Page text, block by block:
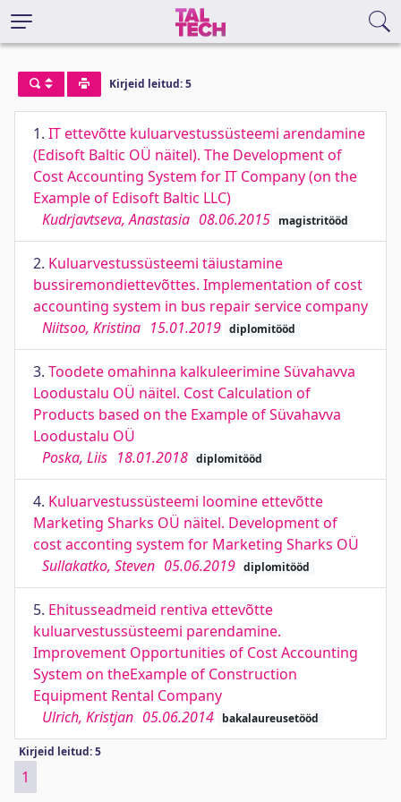
Kirjeid leitud: 5
1. IT ettevõtte kuluarvestussüsteemi arendamine
(Edisoft Baltic OÜ näitel). The Development of
Cost Accounting System for IT Company (on the
Example of Edisoft Baltic LLC)
Kudrjavtseva, Anastasia 08.06.2015 magistritööd
2. Kuluarvestussüsteemi täiustamine
bussiremondiettevõttes. Implementation of cost
accounting system in bus repair service company
Niitsoo, Kristina 15.01.2019 diplomitööd
3. Toodete omahinna kalkuleerimine Süvahavva
Loodustalu OÜ näitel. Cost Calculation of
Products based on the Example of Süvahavva
Loodustalu OÜ
Poska, Liis 18.01.2018 diplomitööd
4. Kuluarvestussüsteemi loomine ettevõtte
Marketing Sharks OÜ näitel. Development of
cost acconting system for Marketing Sharks OÜ
Sullakatko, Steven 05.06.2019 diplomitööd
5. Ehitusseadmeid rentiva ettevõtte
kuluarvestussüsteemi parendamine.
Improvement Opportunities of Cost Accounting
System on theExample of Construction
Equipment Rental Company
Ulrich, Kristjan 05.06.2014 bakalaureusetööd
Kirjeid leitud: 5
1